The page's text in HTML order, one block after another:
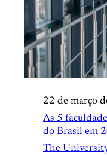
22 de março
As 5
do Brasil em
The